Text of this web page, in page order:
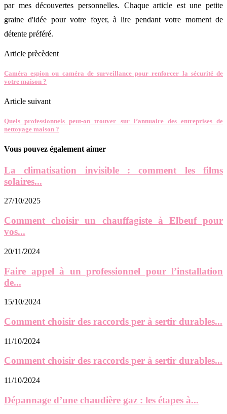
par mes découvertes personnelles. Chaque article est une petite
graine d'idée pour votre foyer, à lire pendant votre moment de
détente préféré.
Article prècèdent
Caméra espion ou caméra de surveillance pour renforcer la sécurité de
votre maison ?
Article suivant
Quels professionnels peut-on trouver sur l’annuaire des entreprises de
nettoyage maison ?
Vous pouvez également aimer
La climatisation invisible : comment les films
solaires...
27/10/2025
Comment choisir un chauffagiste à Elbeuf pour
vos...
20/11/2024
Faire appel à un professionnel pour l’installation
de...
15/10/2024
Comment choisir des raccords per à sertir durables...
11/10/2024
Comment choisir des raccords per à sertir durables...
11/10/2024
Dépannage d’une chaudière gaz : les étapes à...